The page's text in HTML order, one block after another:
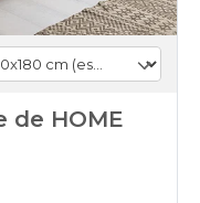
de HOME